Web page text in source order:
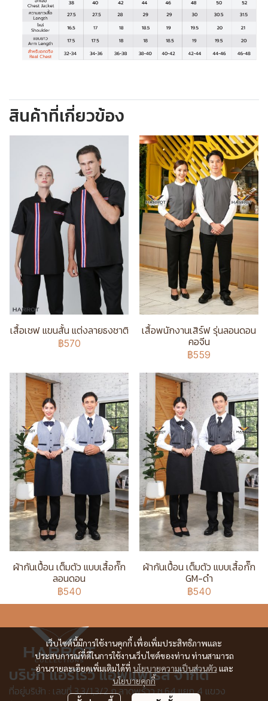
สินค้าที่เกี่ยวข้อง
เสื้อเชฟ แขนสั้น แต่งลายธงชาติ
฿570
เสื้อพนักงานเสิร์ฟ รุ่นลอนดอน
คอจีน
฿559
ผ้ากันเปื้อน เต็มตัว แบบเสื้อกั๊ก
ลอนดอน
฿540
ผ้ากันเปื้อน เต็มตัว แบบเสื้อกั๊ก
GM-ดำ
฿540
เว็บไซต์นี้มีการใช้งานคุกกี้ เพื่อเพิ่มประสิทธิภาพและ
ประสบการณ์ที่ดีในการใช้งานเว็บไซต์ของท่าน ท่านสามารถ
อ่านรายละเอียดเพิ่มเติมได้ที่ นโยบายความเป็นส่วนตัว และ
นโยบายคุกกี้
บริษัท แอร์โรว์ แอพแพเรล จำกัด
ที่อยู่บริษัท : เลขที่ 3,3/1,3/2 ก.ลาดพร้าว ซ.64 แยก 4 แขวง